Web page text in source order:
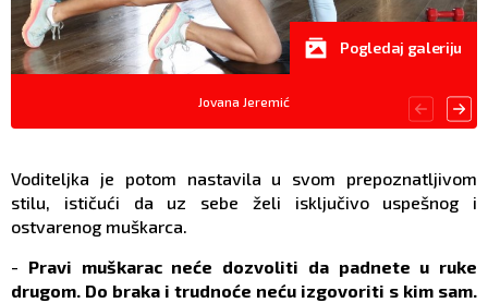
Jovana Jeremić
Pogledaj galeriju
Voditeljka je potom nastavila u svom prepoznatljivom
stilu, ističući da uz sebe želi isključivo uspešnog i
ostvarenog muškarca.
- Pravi muškarac neće dozvoliti da padnete u ruke
drugom. Do braka i trudnoće neću izgovoriti s kim sam.